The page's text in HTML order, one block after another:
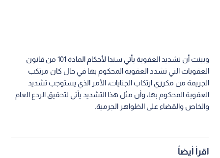
وبينت أن تشديد العقوبة يأتي سندا لأحكام المادة 101 من قانون
العقوبات التي تشدد العقوبة المحكوم بها في حال كان مرتكب
الجريمة من مكرري ارتكاب الجنايات، الأمر الذي يستوجب تشديد
العقوبة المحكوم بها، وأن مثل هذا التشديد يأتي لتحقيق الردع العام
والخاص والقضاء على الظواهر الجرمية.
اقرأ أيضاً